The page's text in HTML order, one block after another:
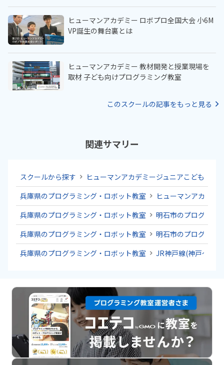
ヒューマンアカデミー ロボプロ全国大会 小6M
VP誕生の舞台裏とは
ヒューマンアカデミー 教材開発と授業現場を
取材 子ども向けプログラミング教室
このスクールの記事をもっと見る
関連サマリー
スクールから探す
ヒューマンアカデミージュニアこどもプロ
兵庫県のプログラミング・ロボット教室
ヒューマンアカデミ
兵庫県のプログラミング・ロボット教室
明石市のプログラミ
兵庫県のプログラミング・ロボット教室
明石市のプログラミ
兵庫県のプログラミング・ロボット教室
JR神戸線(神戸～姫